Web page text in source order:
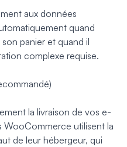
aux données
quand
panier et quand il
complexe requise.
la livraison de vos e-
WooCommerce utilisent la
de leur hébergeur, qui